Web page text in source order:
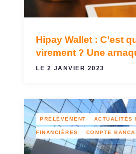
Hipay Wallet : C’est
virement ? Une
LE 2 JANVIER 2023
PRÉLÈVEMENT ACTUALITÉS
FINANCIÈRES COMPTE